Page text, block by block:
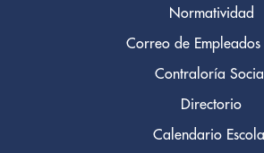
Normatividad
Correo de
Contraloría Social
Directorio
Calendario